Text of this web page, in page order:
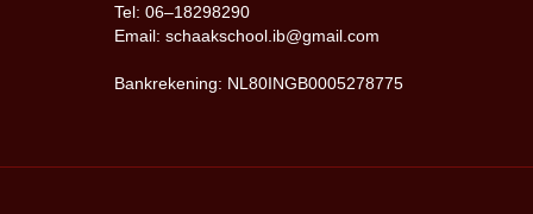
Tel: 06–18298290
Email: schaakschool.ib@gmail.com
Bankrekening: NL80INGB0005278775